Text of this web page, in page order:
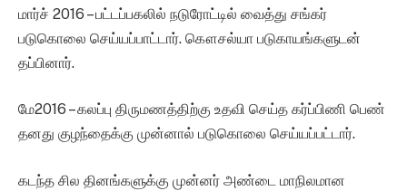
மார்ச் 2016 – பட்டப்பகலில் நடுரோட்டில் வைத்து சங்கர்
படுகொலை செய்யப்பாட்டார். கௌசல்யா படுகாயங்களுடன்
தப்பினார்.
மே2016 – கலப்பு திருமணத்திற்கு உதவி செய்த கர்ப்பிணி பெண்
தனது குழந்தைக்கு முன்னால் படுகொலை செய்யப்பட்டார்.
கடந்த சில தினங்களுக்கு முன்னர் அண்டை மாநிலமான